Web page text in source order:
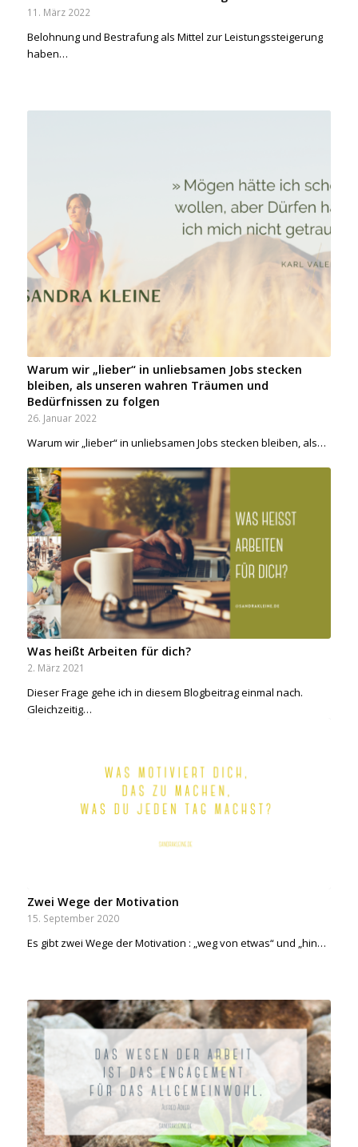
11. März 2022
Belohnung und Bestrafung als Mittel zur Leistungssteigerung
haben…
Warum wir „lieber“ in unliebsamen Jobs stecken
bleiben, als unseren wahren Träumen und
Bedürfnissen zu folgen
26. Januar 2022
Warum wir „lieber“ in unliebsamen Jobs stecken bleiben, als…
Was heißt Arbeiten für dich?
2. März 2021
Dieser Frage gehe ich in diesem Blogbeitrag einmal nach.
Gleichzeitig…
Zwei Wege der Motivation
15. September 2020
Es gibt zwei Wege der Motivation : „weg von etwas“ und „hin…